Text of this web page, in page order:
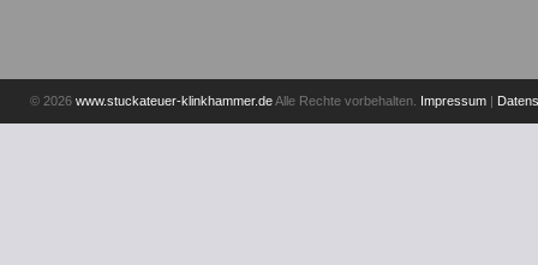
© 2026 www.stuckateuer-klinkhammer.deAlle Rechte vorbehalten. Impressum |